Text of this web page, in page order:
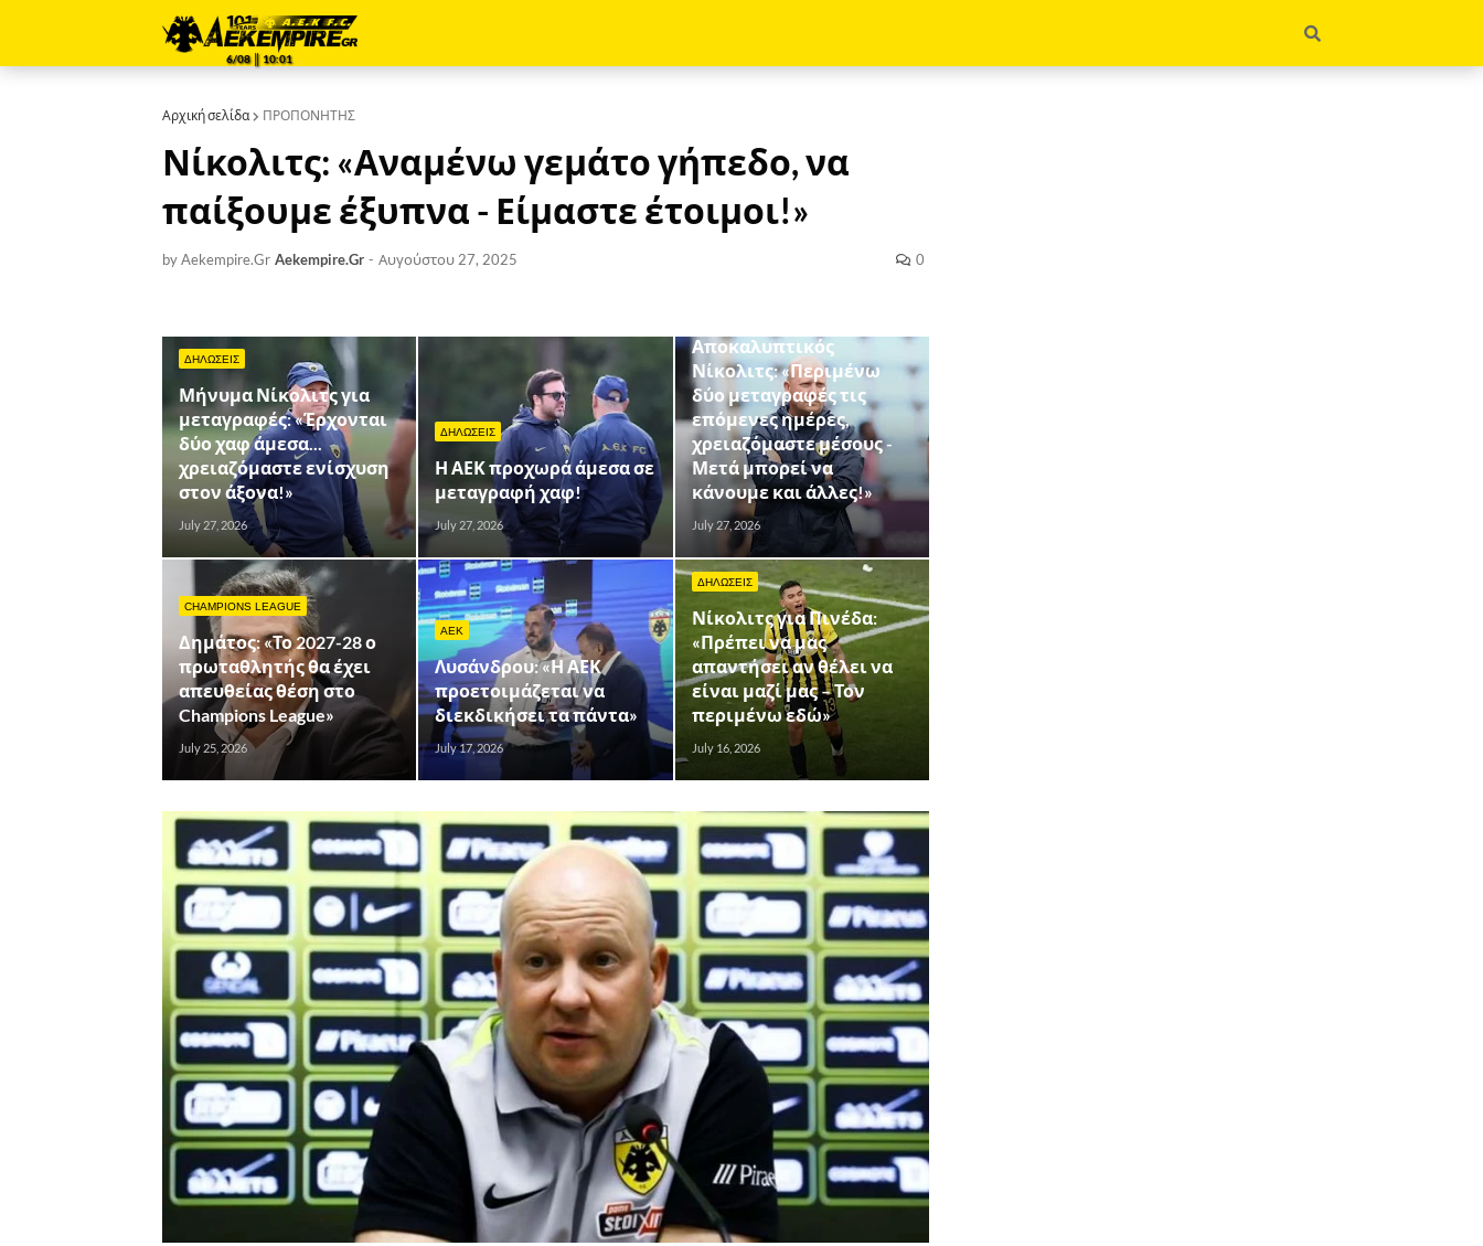
6/08 ║ 10:01
Αρχική σελίδα ΠΡΟΠΟΝΗΤΗΣ
Νίκολιτς: «Αναμένω γεμάτο γήπεδο, να
παίξουμε έξυπνα - Είμαστε έτοιμοι!»
by Aekempire.Gr Aekempire.Gr - Αυγούστου 27, 2025 0
ΔΗΛΩΣΕΙΣ
Μήνυμα Νίκολιτς για
μεταγραφές: «Έρχονται
δύο χαφ άμεσα...
χρειαζόμαστε ενίσχυση
στον άξονα!»
July 27, 2026
ΔΗΛΩΣΕΙΣ
Η ΑΕΚ προχωρά άμεσα σε
μεταγραφή χαφ!
July 27, 2026
Αποκαλυπτικός
Νίκολιτς: «Περιμένω
δύο μεταγραφές τις
επόμενες ημέρες,
χρειαζόμαστε μέσους -
Μετά μπορεί να
κάνουμε και άλλες!»
July 27, 2026
CHAMPIONS LEAGUE
Δημάτος: «Το 2027-28 ο
πρωταθλητής θα έχει
απευθείας θέση στο
Champions League»
July 25, 2026
AEK
Λυσάνδρου: «Η ΑΕΚ
προετοιμάζεται να
διεκδικήσει τα πάντα»
July 17, 2026
ΔΗΛΩΣΕΙΣ
Νίκολιτς για Πινέδα:
«Πρέπει να μας
απαντήσει αν θέλει να
είναι μαζί μας – Τον
περιμένω εδώ»
July 16, 2026